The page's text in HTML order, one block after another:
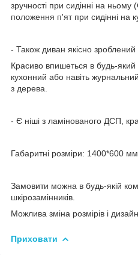
зручності при сидінні на ньому
положення п'ят при сидінні на
- Також диван якісно зроблений
Красиво впишеться в будь-який
кухонний або навіть
з дерева.
- Є ніші з ламінованого ДСП,
Габаритні розміри: 1400*600 мм
Замовити можна в будь-якій
шкірозамінників.
Можлива зміна розмірів і
Приховати